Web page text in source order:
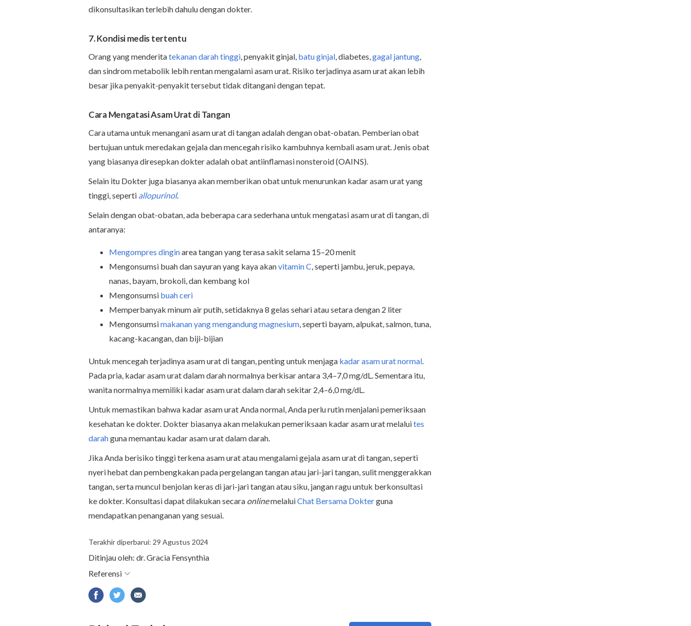
dikonsultasikan terlebih dahulu dengan dokter.
7. Kondisi medis tertentu
Orang yang menderitatekanan darah tinggi, penyakit ginjal, batu ginjal, diabetes,gagal jantung,
dan sindrom metabolik lebih rentan mengalami asam urat. Risiko terjadinya asam urat akan lebih
besar jika penyakit-penyakit tersebut tidak ditangani dengan tepat.
Cara Mengatasi Asam Urat di Tangan
Cara utama untuk menangani asam urat di tangan adalah dengan obat-obatan. Pemberian obat
bertujuan untuk meredakan gejala dan mencegah risiko kambuhnya kembali asam urat. Jenis obat
yang biasanya diresepkan dokter adalah obat antiinflamasi nonsteroid (OAINS).
Selain itu Dokter juga biasanya akan memberikan obat untuk menurunkan kadar asam urat yang
tinggi, seperti allopurinol.
Selain dengan obat-obatan, ada beberapa cara sederhana untuk mengatasi asam urat di tangan, di
antaranya:
Mengompres dinginarea tangan yang terasa sakit selama 15–20 menit
Mengonsumsi buah dan sayuran yang kaya akanvitamin C, seperti jambu, jeruk, pepaya,
nanas, bayam, brokoli, dan kembang kol
Mengonsumsi buah ceri
Memperbanyak minum air putih, setidaknya 8 gelas sehari atau setara dengan 2 liter
Mengonsumsimakanan yang mengandung magnesium, seperti bayam, alpukat, salmon, tuna,
kacang-kacangan, dan biji-bijian
Untuk mencegah terjadinya asam urat di tangan, penting untuk menjaga kadar asam urat normal.
Pada pria, kadar asam urat dalam darah normalnya berkisar antara 3,4–7,0 mg/dL. Sementara itu,
wanita normalnya memiliki kadar asam urat dalam darah sekitar 2,4–6,0 mg/dL.
Untuk memastikan bahwa kadar asam urat Anda normal, Anda perlu rutin menjalani pemeriksaan
kesehatan ke dokter. Dokter biasanya akan melakukan pemeriksaan kadar asam urat melaluites
darahguna memantau kadar asam urat dalam darah.
Jika Anda berisiko tinggi terkena asam urat atau mengalami gejala asam urat di tangan, seperti
nyeri hebat dan pembengkakan pada pergelangan tangan atau jari-jari tangan, sulit menggerakkan
tangan, serta muncul benjolan keras di jari-jari tangan atau siku, jangan ragu untuk berkonsultasi
ke dokter. Konsultasi dapat dilakukan secara onlinemelaluiChat Bersama Dokterguna
mendapatkan penanganan yang sesuai.
Terakhir diperbarui: 29 Agustus 2024